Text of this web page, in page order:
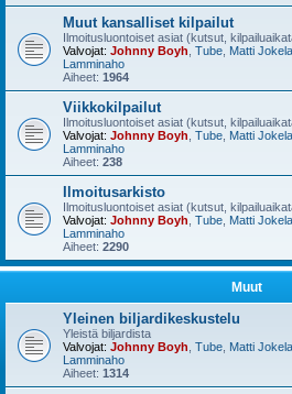
Muut kansalliset kilpailut
Ilmoitusluontoiset asiat (kutsut,
Valvojat: Johnny Boyh Tube Matti Jokela
Lamminaho
Aiheet: 1964
Viikkokilpailut
Ilmoitusluontoiset asiat (kutsut,
Valvojat: Johnny Boyh Tube Matti Jokela
Lamminaho
Aiheet: 238
Ilmoitusarkisto
Ilmoitusluontoiset asiat (kutsut,
Valvojat: Johnny Boyh Tube Matti Jokela
Lamminaho
Aiheet: 2290
Muut
Yleinen biljardikeskustelu
Yleistä biljardista
Valvojat: Johnny Boyh Tube Matti Jokela
Lamminaho
Aiheet: 1314